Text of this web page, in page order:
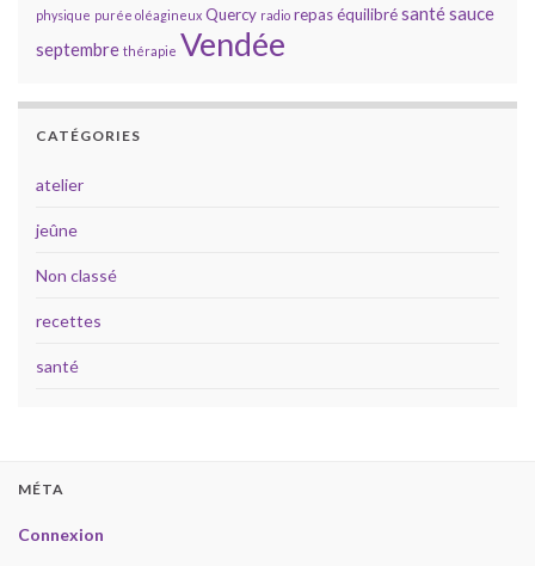
physique purée oléagineux Quercy radio repas équilibrésantésauce
septembre thérapie Vendée
CATÉGORIES
atelier
jeûne
Non classé
recettes
santé
MÉTA
Connexion